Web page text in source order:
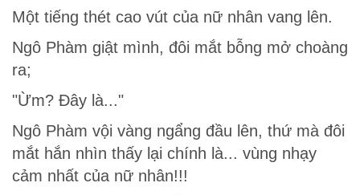
Một tiếng thét cao vút của nữ nhân vang lên.
Ngô Phàm giật mình, đôi mắt bỗng mở choàng
ra;
"Ừm? Đây là..."
Ngô Phàm vội vàng ngẩng đầu lên, thứ mà đôi
mắt hắn nhìn thấy lại chính là... vùng nhạy
cảm nhất của nữ nhân!!!